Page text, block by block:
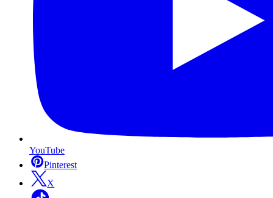
YouTube
Pinterest
X